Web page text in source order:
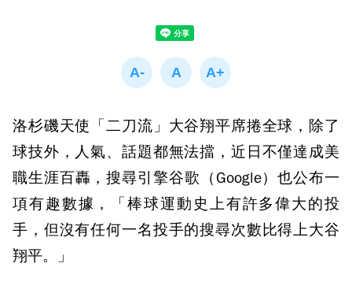
洛杉磯天使「二刀流」大谷翔平席捲全球，除了
球技外，人氣、話題都無法擋，近日不僅達成美
職生涯百轟，搜尋引擎谷歌（Google）也公布一
項有趣數據，「棒球運動史上有許多偉大的投
手，但沒有任何一名投手的搜尋次數比得上大谷
翔平。」